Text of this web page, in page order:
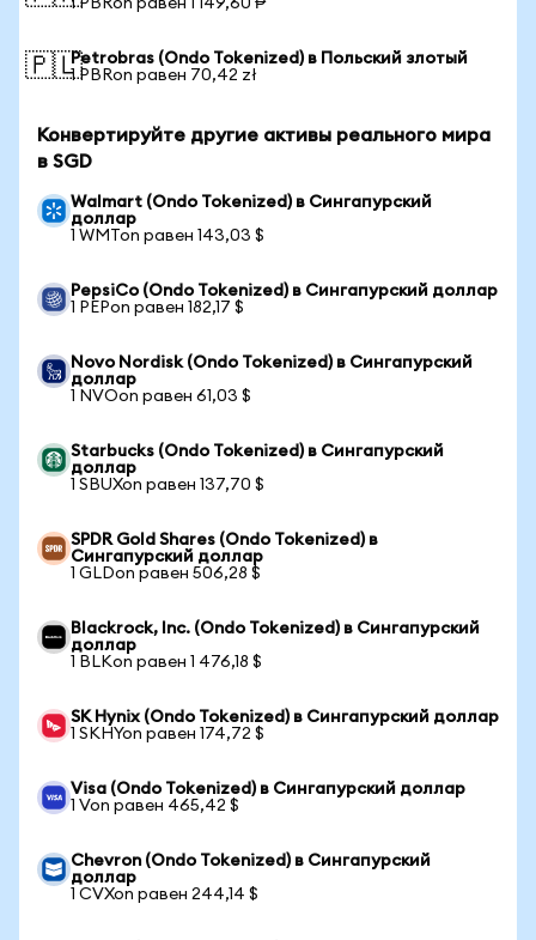
1 PBRon равен 1 149,60 ₱
🇵🇱Petrobras (Ondo Tokenized) в Польский злотый
1 PBRon равен 70,42 zł
Конвертируйте другие активы реального мира
в SGD
Walmart (Ondo Tokenized) в Сингапурский
доллар
1 WMTon равен 143,03 $
PepsiCo (Ondo Tokenized) в Сингапурский доллар
1 PEPon равен 182,17 $
Novo Nordisk (Ondo Tokenized) в Сингапурский
доллар
1 NVOon равен 61,03 $
Starbucks (Ondo Tokenized) в Сингапурский
доллар
1 SBUXon равен 137,70 $
SPDR Gold Shares (Ondo Tokenized) в
Сингапурский доллар
1 GLDon равен 506,28 $
Blackrock, Inc. (Ondo Tokenized) в Сингапурский
доллар
1 BLKon равен 1 476,18 $
SK Hynix (Ondo Tokenized) в Сингапурский доллар
1 SKHYon равен 174,72 $
Visa (Ondo Tokenized) в Сингапурский доллар
1 Von равен 465,42 $
Chevron (Ondo Tokenized) в Сингапурский
доллар
1 CVXon равен 244,14 $